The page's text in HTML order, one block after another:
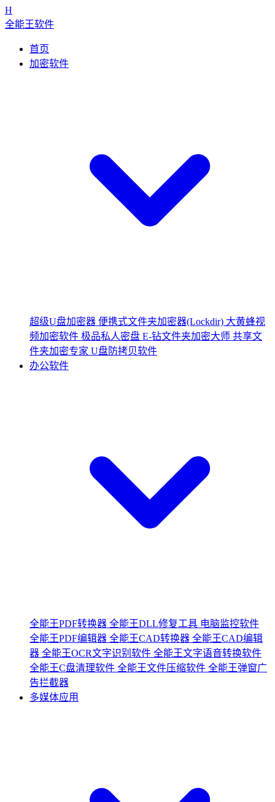
H
全能王软件
首页
加密软件
超级U盘加密器 便携式文件夹加密器(Lockdir) 大黄蜂视
频加密软件 极品私人密盘 E-钻文件夹加密大师 共享文
件夹加密专家 U盘防拷贝软件
办公软件
全能王PDF转换器 全能王DLL修复工具 电脑监控软件
全能王PDF编辑器 全能王CAD转换器 全能王CAD编辑
器 全能王OCR文字识别软件 全能王文字语音转换软件
全能王C盘清理软件 全能王文件压缩软件 全能王弹窗广
告拦截器
多媒体应用